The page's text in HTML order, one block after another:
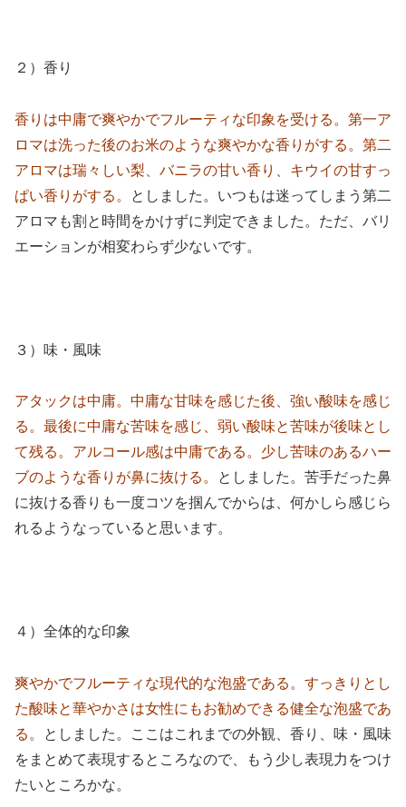
２）香り
香りは中庸で爽やかでフルーティな印象を受ける。第一ア
ロマは洗った後のお米のような爽やかな香りがする。第二
アロマは瑞々しい梨、バニラの甘い香り、キウイの甘すっ
ぱい香りがする。
としました。いつもは迷ってしまう第二
アロマも割と時間をかけずに判定できました。ただ、バリ
エーションが相変わらず少ないです。
３）味・風味
アタックは中庸。中庸な甘味を感じた後、強い酸味を感じ
る。最後に中庸な苦味を感じ、弱い酸味と苦味が後味とし
て残る。アルコール感は中庸である。少し苦味のあるハー
ブのような香りが鼻に抜ける。
としました。苦手だった鼻
に抜ける香りも一度コツを掴んでからは、何かしら感じら
れるようなっていると思います。
４）全体的な印象
爽やかでフルーティな現代的な泡盛である。すっきりとし
た酸味と華やかさは女性にもお勧めできる健全な泡盛であ
る。
としました。ここはこれまでの外観、香り、味・風味
をまとめて表現するところなので、もう少し表現力をつけ
たいところかな。